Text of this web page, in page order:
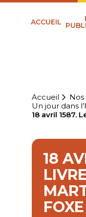
ACCUEIL
Accueil
Un jour dans
18 avril 1587.
18
FOXE